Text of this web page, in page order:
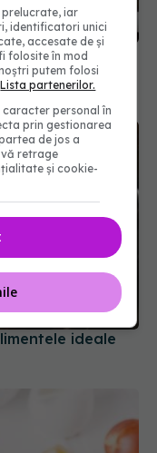
că ai putea
100 de ani
ideale
iar
identificatori unici
accesate de și
folosite în mod
putem folosi
Lista partenerilor.
personal în
prin gestionarea
de jos a
retrage
și cookie-